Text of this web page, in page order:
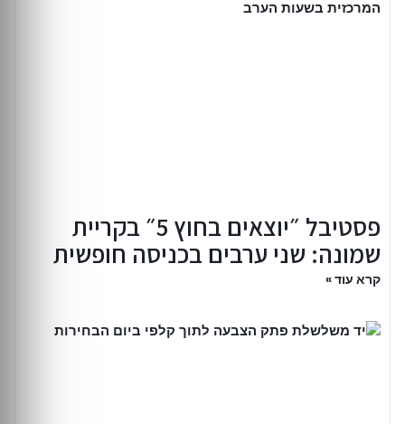
פסטיבל ״יוצאים בחוץ 5״ בקריית
שמונה: שני ערבים בכניסה חופשית
קרא עוד »